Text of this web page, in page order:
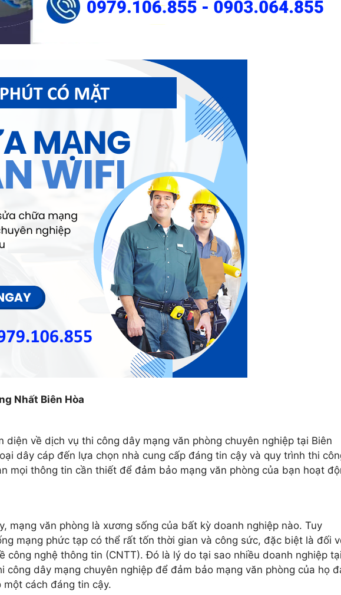
Nhất Biên Hòa
diện về dịch vụ thi công dây mạng văn phòng chuyên nghiệp tại Biên
dây cáp đến lựa chọn nhà cung cấp đáng tin cậy và quy trình thi
mọi thông tin cần thiết để đảm bảo mạng văn phòng của bạn hoạt
mạng văn phòng là xương sống của bất kỳ doanh nghiệp nào. Tuy
mạng phức tạp có thể rất tốn thời gian và công sức, đặc biệt là đối
công nghệ thông tin (CNTT). Đó là lý do tại sao nhiều doanh nghiệp tại
công dây mạng chuyên nghiệp để đảm bảo mạng văn phòng của họ
cách đáng tin cậy.